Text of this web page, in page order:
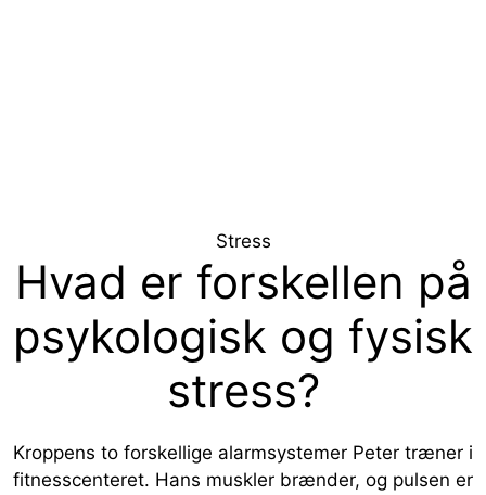
Stress
Hvad er forskellen på
psykologisk og fysisk
stress?
Kroppens to forskellige alarmsystemer Peter træner i
fitnesscenteret. Hans muskler brænder, og pulsen er